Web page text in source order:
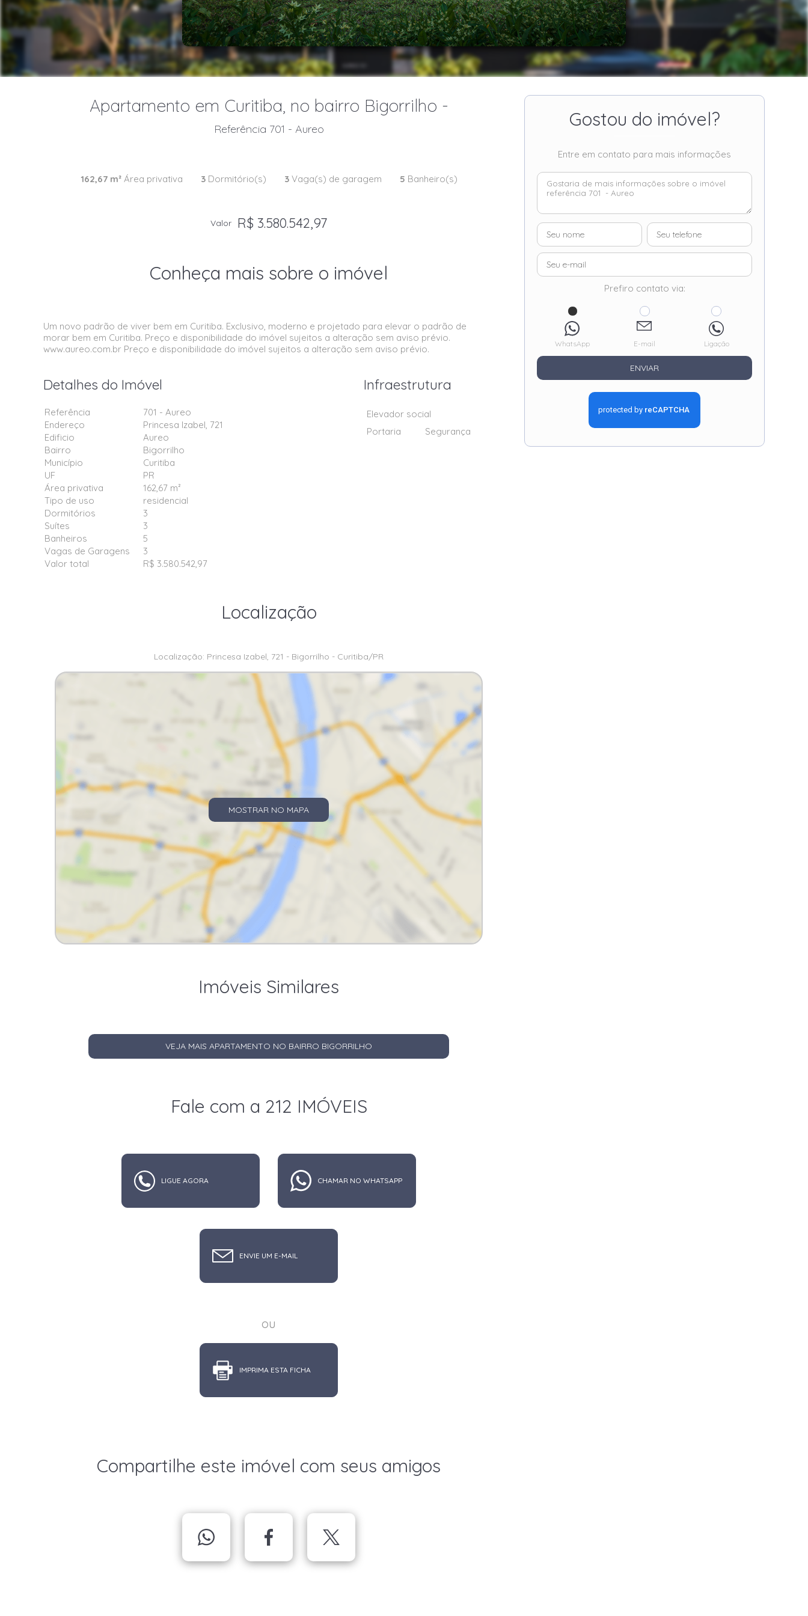
Apartamento em Curitiba, no bairro Bigorrilho -
Referência 701 - Aureo
162,67 m²Área privativa 3Dormitório(s) 3Vaga(s) de garagem 5 Banheiro(s)
Valor R$ 3.580.542,97
Conheça mais sobre o imóvel
Um novo padrão de viver bem em Curitiba. Exclusivo, moderno e projetado para elevar o padrão de
morar bem em Curitiba. Preço e disponibilidade do imóvel sujeitos a alteração sem aviso prévio.
www.aureo.com.br Preço e disponibilidade do imóvel sujeitos a alteração sem aviso prévio.
Detalhes do Imóvel
Referência
701 - Aureo
Endereço
Princesa Izabel, 721
Edificio
Aureo
Bairro
Bigorrilho
Município
Curitiba
UF
PR
Área privativa
162,67 m²
Tipo de uso
residencial
Dormitórios
3
Suítes
3
Banheiros
5
Vagas de Garagens
3
Valor total
R$ 3.580.542,97
Infraestrutura
Elevador social
Portaria
Segurança
Localização
Localização: Princesa Izabel, 721 - Bigorrilho - Curitiba/PR
MOSTRAR NO MAPA
Imóveis Similares
VEJA MAIS APARTAMENTO NO BAIRRO BIGORRILHO
Fale com a 212 IMÓVEIS
LIGUE AGORA CHAMAR NO WHATSAPP
ENVIE UM E-MAIL
ou
IMPRIMA ESTA FICHA
Compartilhe este imóvel com seus amigos
Gostou do imóvel?
Entre em contato para mais informações
Prefiro contato via:
WhatsApp E-mail Ligação
ENVIAR